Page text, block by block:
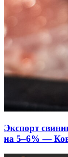
Экспорт
на 5–6% —